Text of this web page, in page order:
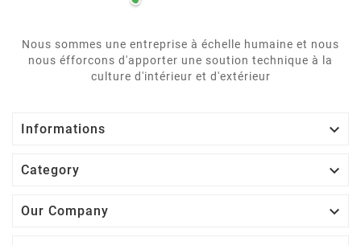
Nous sommes une entreprise à échelle humaine et nous
nous éfforcons d'apporter une soution technique à la
culture d'intérieur et d'extérieur
Informations 
Category 
Our Company 